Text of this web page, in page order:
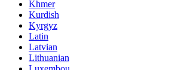
Khmer
Kurdish
Kyrgyz
Latin
Latvian
Lithuanian